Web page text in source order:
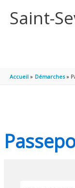
Saint-
Accueil Démarches